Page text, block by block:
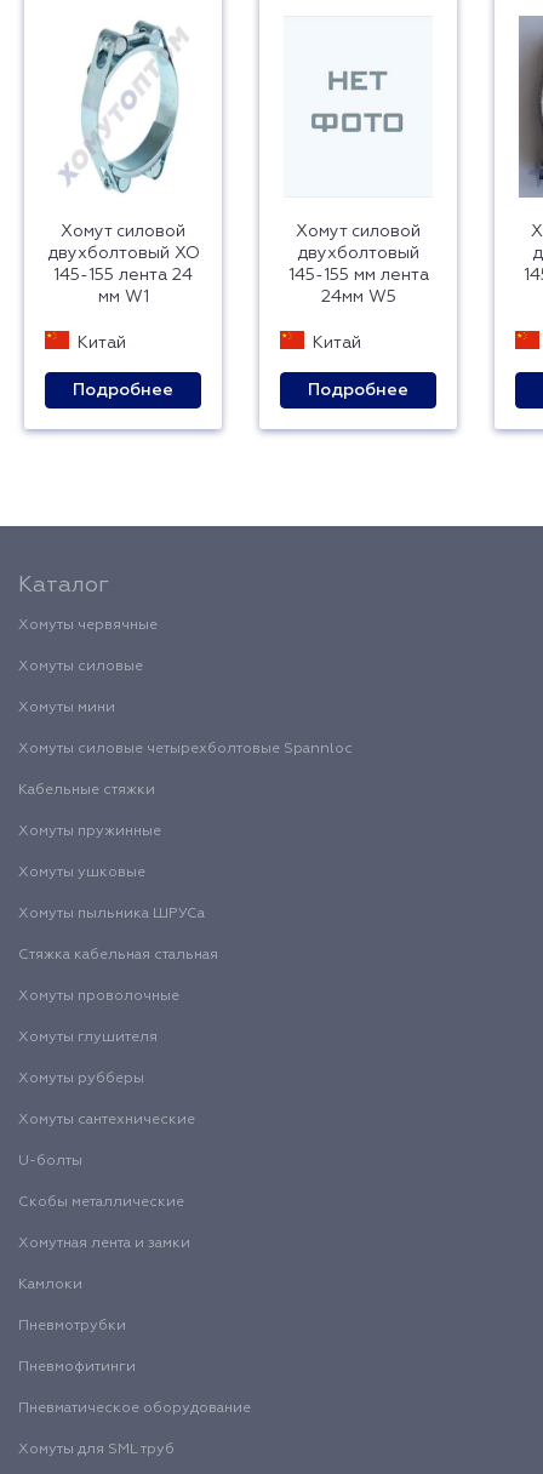
Хомут силовой
двухболтовый ХО
145-155 лента 24
мм W1
Китай
Подробнее
Хомут силовой
двухболтовый
145-155 мм лента
24мм W5
Китай
Подробнее
Каталог
Хомуты червячные
Хомуты силовые
Хомуты мини
Хомуты силовые четырехболтовые Spannloc
Кабельные стяжки
Хомуты пружинные
Хомуты ушковые
Хомуты пыльника ШРУСа
Стяжка кабельная стальная
Хомуты проволочные
Хомуты глушителя
Хомуты рубберы
Хомуты сантехнические
U-болты
Скобы металлические
Хомутная лента и замки
Камлоки
Пневмотрубки
Пневмофитинги
Пневматическое оборудование
Хомуты для SML труб